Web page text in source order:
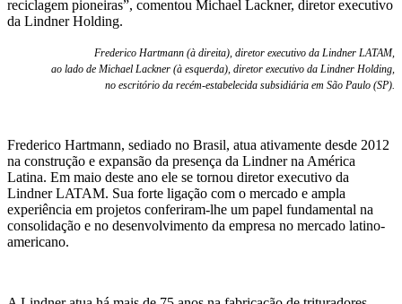
reciclagem pioneiras”, comentou Michael Lackner, diretorexecutivo
da Lindner Holding.
Frederico Hartmann (à direita), diretor executivo da Lindner LATAM,
ao lado de Michael Lackner (à esquerda), diretor executivo da Lindner Holding,
no escritório da recém-estabelecida subsidiária em São Paulo (SP).
Frederico Hartmann, sediado no Brasil, atua ativamente desde 2012
na construção e expansão da presença da Lindner na América
Latina. Em maio deste ano ele se tornou diretorexecutivo da
Lindner LATAM. Sua forte ligação com o mercado e ampla
experiência em projetos conferiram-lhe um papel fundamental na
consolidação e no desenvolvimento da empresa no mercado latino-
americano.